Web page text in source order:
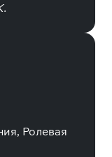
Ролевая